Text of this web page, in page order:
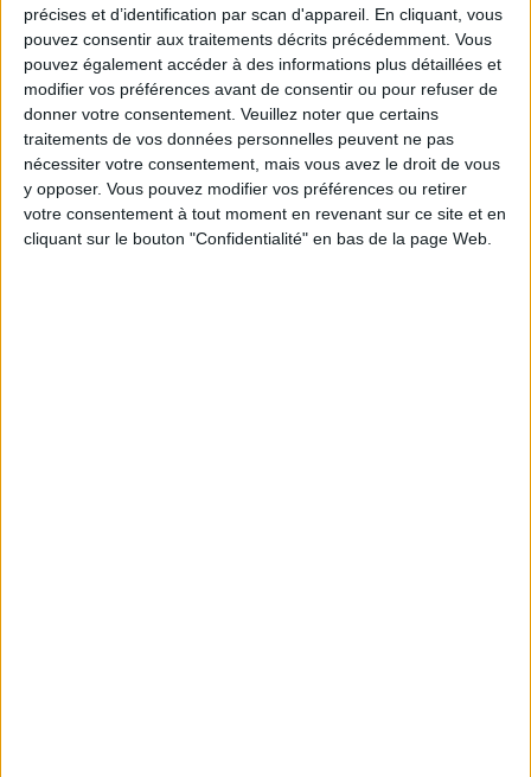
précises et d’identification par scan d'appareil. En cliquant, vous
pouvez consentir aux traitements décrits précédemment. Vous
pouvez également accéder à des informations plus détaillées et
modifier vos préférences avant de consentir ou pour refuser de
donner votre consentement. Veuillez noter que certains
traitements de vos données personnelles peuvent ne pas
nécessiter votre consentement, mais vous avez le droit de vous
y opposer. Vous pouvez modifier vos préférences ou retirer
votre consentement à tout moment en revenant sur ce site et en
cliquant sur le bouton "Confidentialité" en bas de la page Web.
1) JOUR 1
Petit-déjeuner :
Un verre d'eau tiède,
1 à 3 cuillères à soupe de vinaigre de cidre de
pomme (que nous allons abréger dans la suite
par VCP),
Flocons d'avoine avec des fruits coupés en